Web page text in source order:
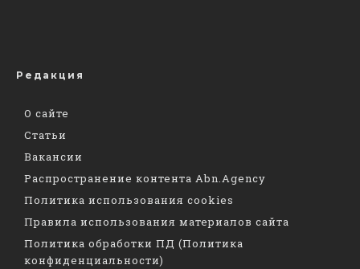
Редакция
О сайте
Статьи
Вакансии
Распространение контента Abn.Agency
Политика использования cookies
Правила использования материалов сайта
Политика обработки ПД (Политика
конфиденциальности)